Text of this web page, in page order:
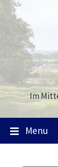
Skip
to
content
Skip
to
main
navigation
Skip
to
footer
Im
Menu